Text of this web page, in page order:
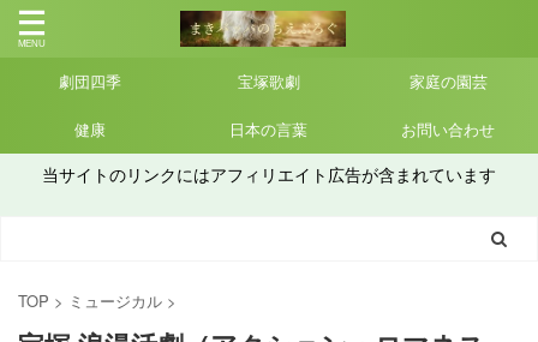
劇団四季 宝塚歌劇 家庭の園芸
健康 日本の言葉 お問い合わせ
当サイトのリンクにはアフィリエイト広告が含まれています
TOP > ミュージカル >